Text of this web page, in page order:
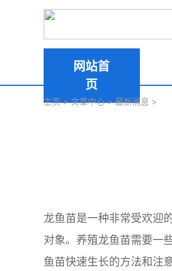
网站首
页
主页>文章中心>最新消息 >
龙鱼苗是一种非常受欢迎
对象。养殖龙鱼苗需要一
鱼苗快速生长的方法和注